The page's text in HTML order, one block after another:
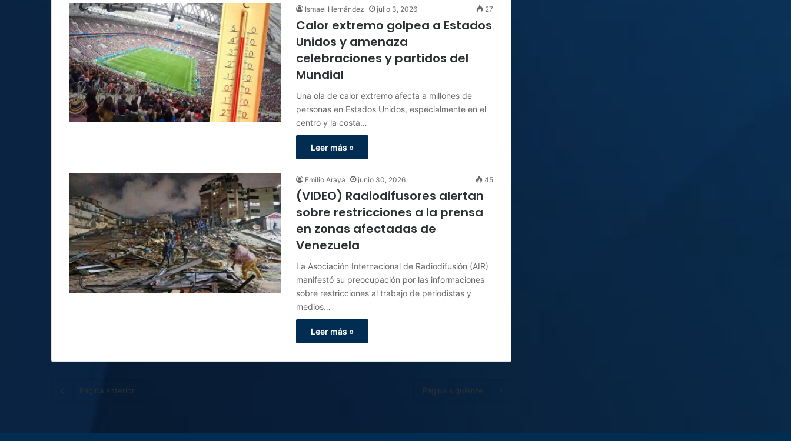
Ismael Hernández julio 3, 2026 27
Calor extremo golpea a Estados
Unidos y amenaza
celebraciones y partidos del
Mundial
Una ola de calor extremo afecta a millones de
personas en Estados Unidos, especialmente en el
centro y la costa…
Leer más »
Emilio Araya junio 30, 2026 45
(VIDEO) Radiodifusores alertan
sobre restricciones a la prensa
en zonas afectadas de
Venezuela
La Asociación Internacional de Radiodifusión (AIR)
manifestó su preocupación por las informaciones
sobre restricciones al trabajo de periodistas y
medios…
Leer más »
Página anterior Página siguiente